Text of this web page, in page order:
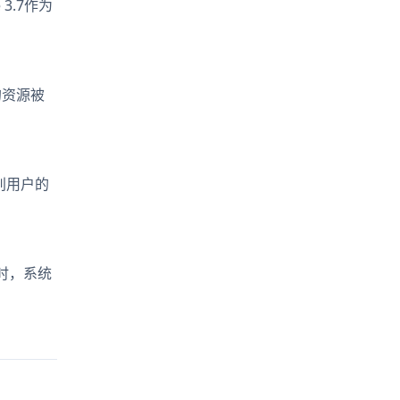
作为
源被
用户的
，系统